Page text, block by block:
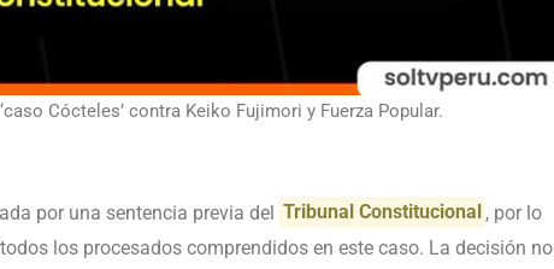
Cócteles’ contra Keiko Fujimori y Fuerza Popular.
por una sentencia previa del Tribunal Constitucional , por lo
los procesados comprendidos en este caso. La decisión no